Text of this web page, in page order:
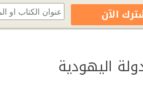
اليهودية
الآن